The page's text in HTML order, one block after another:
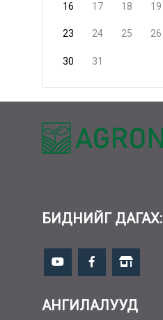
16 17 18 19
23 24 25 26
30 31
БИДНИЙГ ДАГАХ:
АНГИЛАЛУУД